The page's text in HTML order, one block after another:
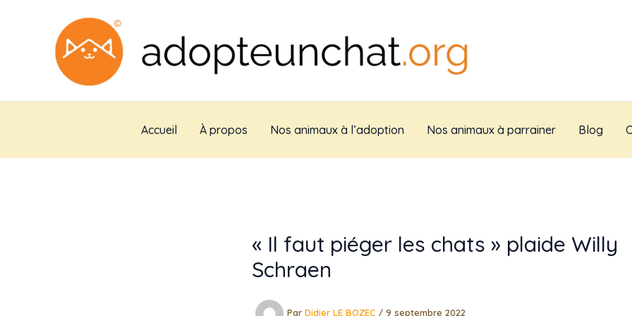
Accueil À propos Nos animaux à l’adoption Nos animaux à parrainer Blog
« Il faut piéger les chats » plaide Willy
Schraen
Par Didier LE BOZEC / 9 septembre 2022